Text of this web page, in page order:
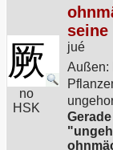
厥
no
HSK
seine
jué
Außen: